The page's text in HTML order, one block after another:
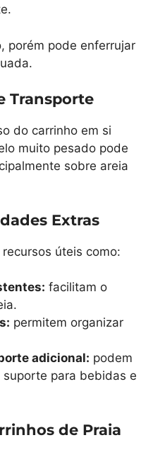
porém pode enferrujar
Transporte
do carrinho em si
muito pesado pode
sobre areia
Extras
úteis como:
facilitam o
permitem organizar
adicional: podem
para bebidas e
de Praia